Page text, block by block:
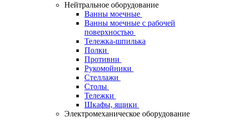
Нейтральное оборудование
Ванны моечные
Ванны моечные с рабочей
поверхностью
Тележка-шпилька
Полки
Противни
Рукомойники
Стеллажи
Столы
Тележки
Шкафы, ящики
Электромеханическое оборудование